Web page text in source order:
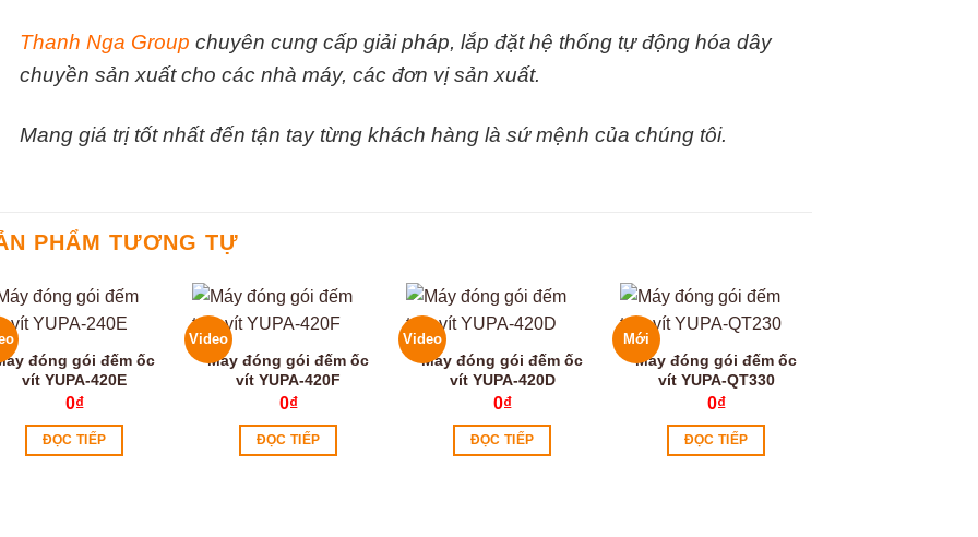
Thanh Nga Group chuyên cung cấp giải pháp, lắp đặt hệ thống tự động hóa dây
chuyền sản xuất cho các nhà máy, các đơn vị sản xuất.
Mang giá trị tốt nhất đến tận tay từng khách hàng là sứ mệnh của chúng tôi.
PHẨM TƯƠNG TỰ
đóng gói đếm ốc
vít YUPA-420E
0₫
ĐỌC TIẾP
Video
Máy đóng gói đếm ốc
vít YUPA-420F
0₫
ĐỌC TIẾP
Video
Máy đóng gói đếm ốc
vít YUPA-420D
0₫
ĐỌC TIẾP
Mới
Máy đóng gói đếm ốc
vít YUPA-QT330
0₫
ĐỌC TIẾP